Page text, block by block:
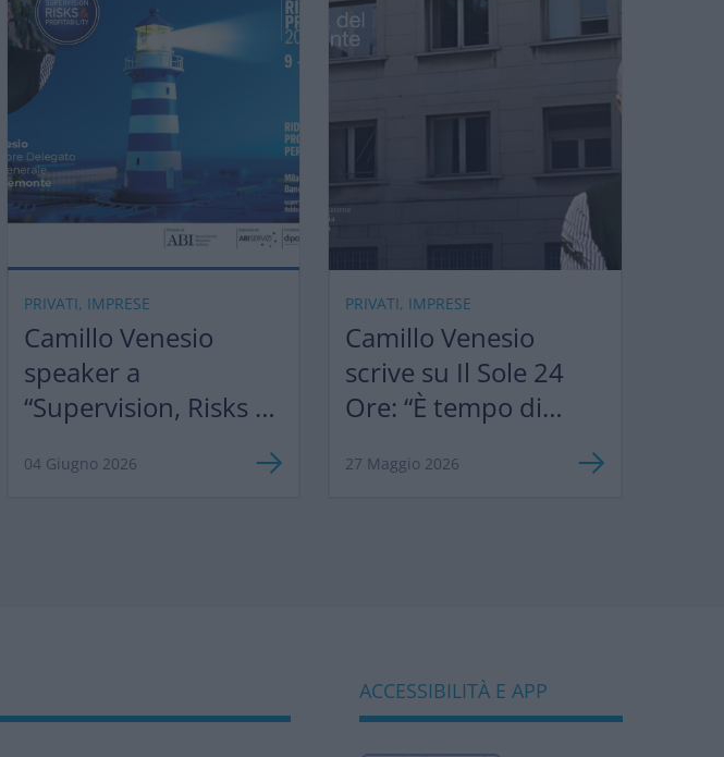
PRIVATI, IMPRESE
Camillo Venesio
speaker a
“Supervision, Risks &
04 Giugno 2026
PRIVATI, IMPRESE
Camillo Venesio
scrive su Il Sole 24
Ore: “È tempo di
norme europee per
27 Maggio 2026
ACCESSIBILITÀ E APP